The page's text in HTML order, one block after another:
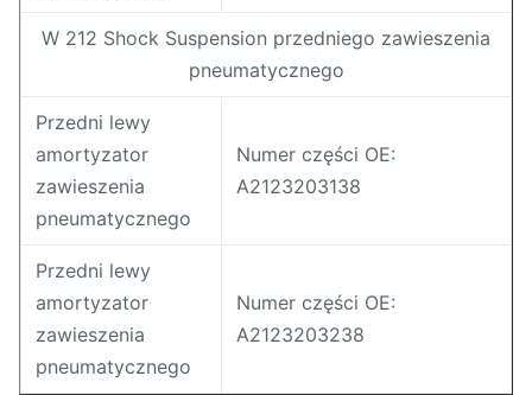
W 212 Shock Suspension przedniego zawieszenia
pneumatycznego
Przedni lewy
amortyzator
zawieszenia
pneumatycznego
Numer części OE:
A2123203138
Przedni lewy
amortyzator
zawieszenia
pneumatycznego
Numer części OE:
A2123203238